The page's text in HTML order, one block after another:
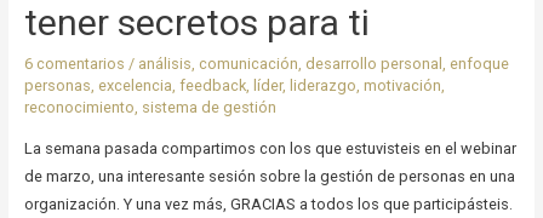
tener secretos para ti
6 comentarios / análisis, comunicación, desarrollo personal , enfoque
personas, excelencia, feedback, líder, liderazgo, motivación,
reconocimiento, sistema de gestión
La semana pasada compartimos con los que estuvisteis en el webinar
de marzo, una interesante sesión sobre la gestión de personas en una
organización. Y una vez más, GRACIAS a todos los que participásteis.